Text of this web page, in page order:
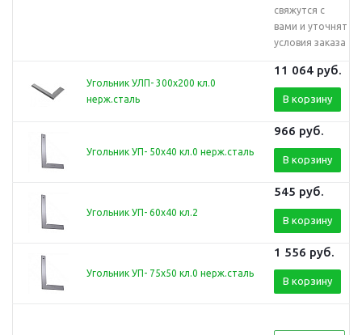
свяжутся с
вами и уточнят
условия заказа
Угольник УЛП- 300х200 кл.0
нерж.сталь
11 064 руб.
В корзину
Угольник УП- 50х40 кл.0 нерж.сталь
966 руб.
В корзину
Угольник УП- 60х40 кл.2
545 руб.
В корзину
Угольник УП- 75х50 кл.0 нерж.сталь
1 556 руб.
В корзину